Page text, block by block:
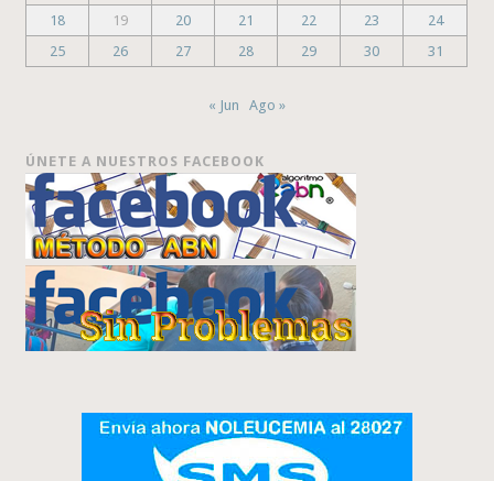
18
19 20 21 22 23
24
25
26 27 28 29 30 31
« Jun Ago »
ÚNETE A NUESTROS FACEBOOK